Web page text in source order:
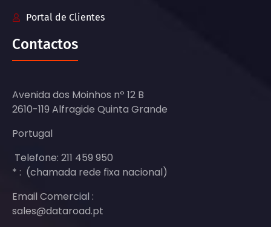
Portal de Clientes
Contactos
Avenida dos Moinhos nº 12 B
2610-119 Alfragide Quinta Grande
Portugal
Telefone: 211 459 950
* : (chamada rede fixa nacional)
Email Comercial :
sales@dataroad.pt